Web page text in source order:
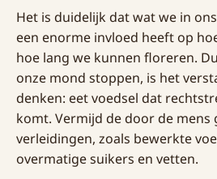
Het is duidelijk dat wat we in
een enorme invloed heeft op
hoe lang we kunnen floreren.
onze mond stoppen, is het
denken: eet voedsel dat
komt. Vermijd de door de mens
verleidingen, zoals bewerkte
overmatige suikers en vetten.